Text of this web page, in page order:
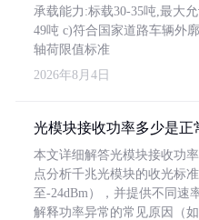
承载能力:标载30-35吨,最大
49吨 c)符合国家道路车辆外
轴荷限值标准
2026年8月4日
光模块接收功率多少是正
本文详细解答光模块接收功
点分析千兆光模块的收光标
至-24dBm），并提供不同速
解释功率异常的常见原因（